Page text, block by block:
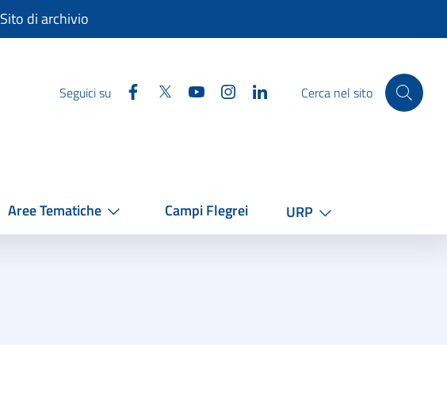
Sito di archivio
Seguici su Facebook
Twitter YouTube InstagramLinkedinCerca nel sito
Aree Tematiche Campi Flegrei URP